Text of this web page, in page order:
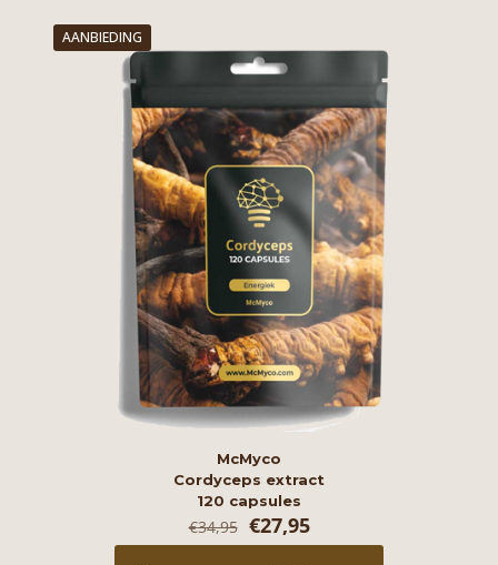
AANBIEDING
McMyco
Cordyceps extract
120 capsules
€34,95 Oorspronkelijke
prijs
€27,95Huidige
prijs